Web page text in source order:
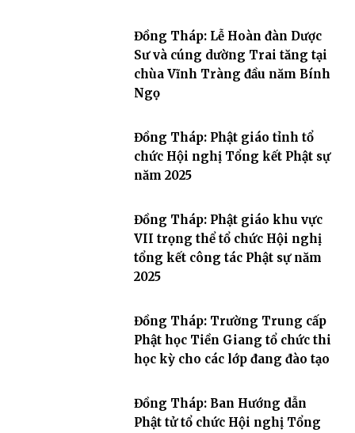
Đồng Tháp: Lễ Hoàn đàn Dược
Sư và cúng dường Trai tăng tại
chùa Vĩnh Tràng đầu năm Bính
Ngọ
Đồng Tháp: Phật giáo tỉnh tổ
chức Hội nghị Tổng kết Phật sự
năm 2025
Đồng Tháp: Phật giáo khu vực
VII trọng thể tổ chức Hội nghị
tổng kết công tác Phật sự năm
2025
Đồng Tháp: Trường Trung cấp
Phật học Tiền Giang tổ chức thi
học kỳ cho các lớp đang đào tạo
Đồng Tháp: Ban Hướng dẫn
Phật tử tổ chức Hội nghị Tổng